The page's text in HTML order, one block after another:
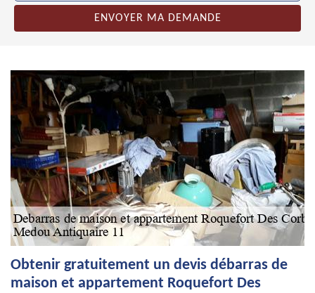
Obtenir gratuitement un devis débarras de
maison et appartement Roquefort Des